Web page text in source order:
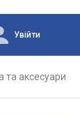
Увійти
та аксесуари